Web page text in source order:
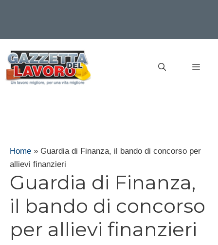
contenuto
Home » Guardia di Finanza, il bando di concorso per
allievi finanzieri
Guardia di Finanza,
il bando di concorso
per allievi finanzieri